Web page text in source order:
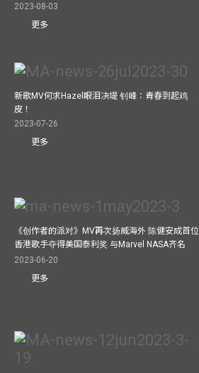
2023-08-03
更多
新歌MV何求Hazel眼泪决堤 钊峰：青春到起鸡
皮！
2023-07-26
更多
《创作者的派对》MV再次扬威海外 陈健安成首位
香港歌手夺得美国泰利奖 与Marvel NASA齐名
2023-06-20
更多